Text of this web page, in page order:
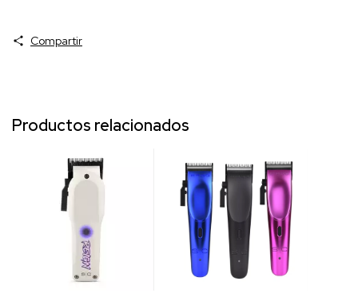
Compartir
Productos relacionados